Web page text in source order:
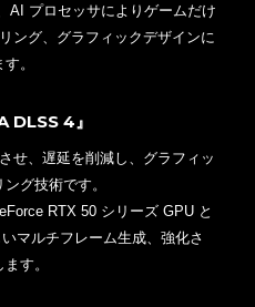
AI プロセッサによりゲームだけ
ング、グラフィックデザインに
。
DLSS 4』
せ、遅延を削減し、グラフィッ
グ技術です。
RTX 50 シリーズ GPU と
マルチフレーム生成、強化さ
す。